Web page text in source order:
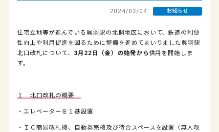
2024/03/04 お知らせ
住宅立地等が進んでいる呉羽駅の北側地区において、鉄道の利便
性向上や利用促進を図るために整備を進めてまいりました呉羽駅
北口改札について、 3月22日（金）の始発から供用を開始しま
す。
１ 北口改札の概要
・エレベーターを１基設置
・ＩＣ簡易改札機、自動券売機及び待合スペースを設置（無人改